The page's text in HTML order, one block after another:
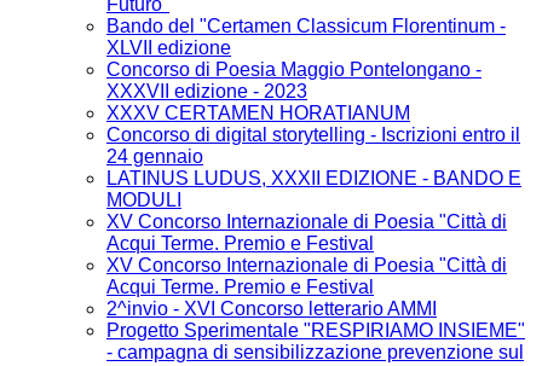
Futuro"
Bando del "Certamen Classicum Florentinum -
XLVII edizione
Concorso di Poesia Maggio Pontelongano -
XXXVII edizione - 2023
XXXV CERTAMEN HORATIANUM
Concorso di digital storytelling - Iscrizioni entro il
24 gennaio
LATINUS LUDUS, XXXII EDIZIONE - BANDO E
MODULI
XV Concorso Internazionale di Poesia "Città di
Acqui Terme. Premio e Festival
XV Concorso Internazionale di Poesia "Città di
Acqui Terme. Premio e Festival
2^invio - XVI Concorso letterario AMMI
Progetto Sperimentale "RESPIRIAMO INSIEME"
- campagna di sensibilizzazione prevenzione sul